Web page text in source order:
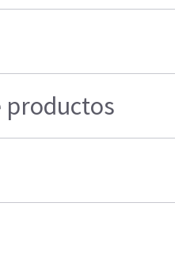
productos